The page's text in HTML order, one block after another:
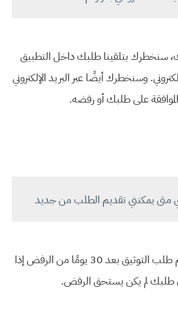
سنخطرك بتلقينا طلبك داخل التطبيق
وسنخطرك أيضًا عبر البريد الإلكتروني
على طلبك أو رفضه.
يمكنني تقديم الطلب من جديد
يمكنك إعادة تقديم طلب التوثيق بعد 30 يومًا من الرفض إذا
طلبك لم يكن يستحق الرفض.